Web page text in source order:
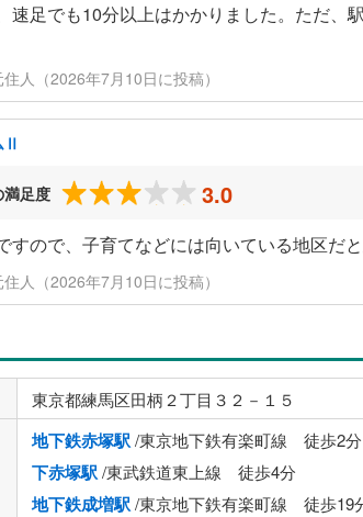
速足でも10分以上はかかりました。ただ
人（2026年7月10日に投稿）
Ⅱ
足度 3.0
すので、子育てなどには向いている地区だと
人（2026年7月10日に投稿）
東京都練馬区田柄２丁目３２－１５
地下鉄赤塚駅/東京地下鉄有楽町線 徒歩2分
下赤塚駅/東武鉄道東上線 徒歩4分
地下鉄成増駅/東京地下鉄有楽町線 徒歩19